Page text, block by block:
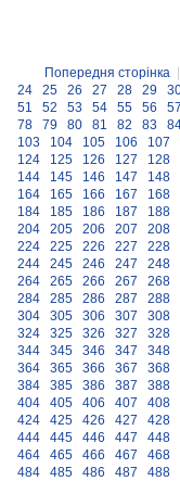
Попередня сторінка
24
25 26 27 28 29
51
52 53 54 55 56 57
78
79 80 81 82 83
103
104 105 106 107
124
125 126 127 128
144
145 146 147 148
164
165 166 167 168
184
185 186 187 188
204
205 206 207 208
224
225 226 227 228
244
245 246 247 248
264
265 266 267 268
284
285 286 287 288
304
305 306 307 308
324
325 326 327 328
344
345 346 347 348
364
365 366 367 368
384
385 386 387 388
404
405 406 407 408
424
425 426 427 428
444
445 446 447 448
464
465 466 467 468
484
485 486 487 488